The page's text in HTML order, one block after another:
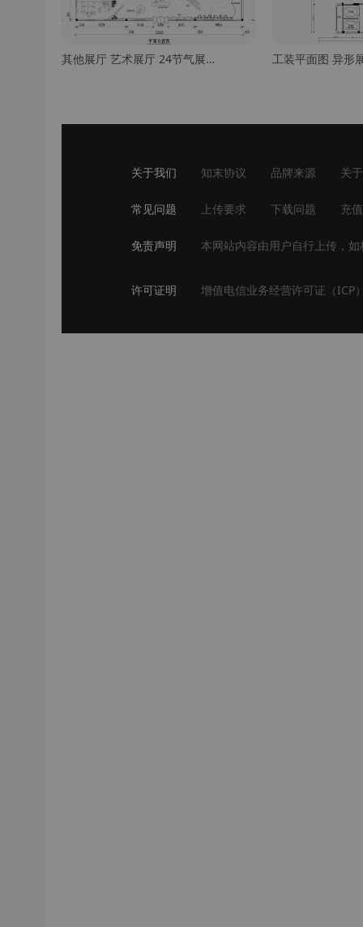
其他展厅 艺术展厅 24节气展厅平面 展厅设计平面图 春夏秋冬展厅平面 农产品展厅 施工图
关于我们 知末协议 品牌来源 关
常见问题 上传要求 下载问题 充
免责声明 本网站内容由用户自行上传，
许可证明 增值电信业务经营许可证（ICP